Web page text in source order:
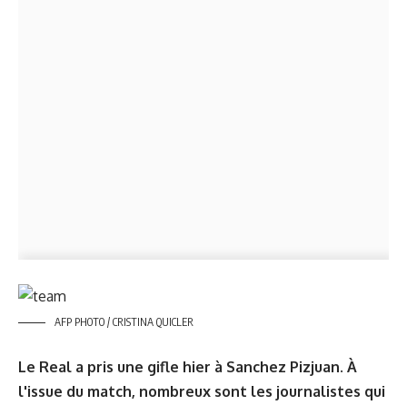
AFP PHOTO / CRISTINA QUICLER
Le Real a pris une gifle hier à Sanchez Pizjuan. À
l'issue du match, nombreux sont les journalistes qui